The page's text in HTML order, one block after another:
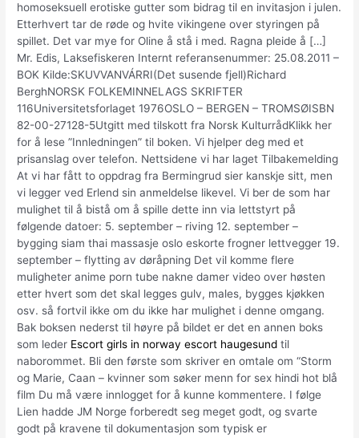
homoseksuell erotiske gutter som bidrag til en invitasjon i julen.
Etterhvert tar de røde og hvite vikingene over styringen på
spillet. Det var mye for Oline å stå i med. Ragna pleide å […]
Mr. Edis, Laksefiskeren Internt referansenummer: 25.08.2011 –
BOK Kilde:SKUVVANVÁRRI(Det susende fjell)Richard
BerghNORSK FOLKEMINNELAGS SKRIFTER
116Universitetsforlaget 1976OSLO – BERGEN – TROMSØISBN
82-00-27128-5Utgitt med tilskott fra Norsk KulturrådKlikk her
for å lese ”Innledningen” til boken. Vi hjelper deg med et
prisanslag over telefon. Nettsidene vi har laget Tilbakemelding
At vi har fått to oppdrag fra Bermingrud sier kanskje sitt, men
vi legger ved Erlend sin anmeldelse likevel. Vi ber de som har
mulighet til å bistå om å spille dette inn via lettstyrt på
følgende datoer: 5. september – riving 12. september –
bygging siam thai massasje oslo eskorte frogner lettvegger 19.
september – flytting av døråpning Det vil komme flere
muligheter anime porn tube nakne damer video over høsten
etter hvert som det skal legges gulv, males, bygges kjøkken
osv. så fortvil ikke om du ikke har mulighet i denne omgang.
Bak boksen nederst til høyre på bildet er det en annen boks
som leder Escort girls in norway escort haugesund til
naborommet. Bli den første som skriver en omtale om “Storm
og Marie, Caan – kvinner som søker menn for sex hindi hot blå
film Du må være innlogget for å kunne kommentere. I følge
Lien hadde JM Norge forberedt seg meget godt, og svarte
godt på kravene til dokumentasjon som typisk er